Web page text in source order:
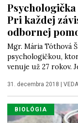
Pri každej
odbornej
Mgr. Mária Tóthová
psychologičkou,
venuje už 27 rokov.
31. decembra 2018
BIOLÓGIA